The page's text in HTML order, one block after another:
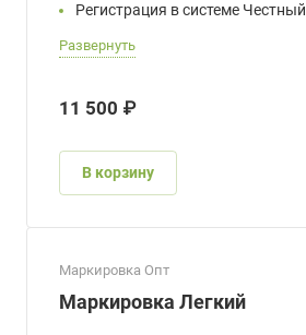
Регистрация в системе
Развернуть
11 500 ₽
В корзину
Маркировка Опт
Маркировка Легкий